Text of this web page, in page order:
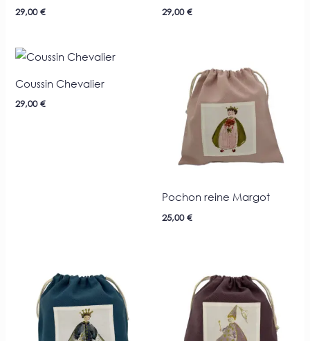
29,00€ 29,00€
Coussin Chevalier
29,00€
Pochon reine Margot
25,00€